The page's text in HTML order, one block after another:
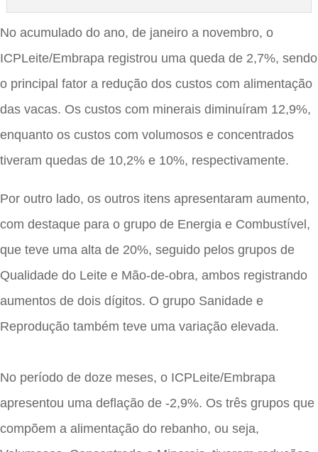
No acumulado do ano, de janeiro a novembro, o
ICPLeite/Embrapa registrou uma queda de 2,7%, sendo
o principal fator a redução dos custos com alimentação
das vacas. Os custos com minerais diminuíram 12,9%,
enquanto os custos com volumosos e concentrados
tiveram quedas de 10,2% e 10%, respectivamente.
Por outro lado, os outros itens apresentaram aumento,
com destaque para o grupo de Energia e Combustível,
que teve uma alta de 20%, seguido pelos grupos de
Qualidade do Leite e Mão-de-obra, ambos registrando
aumentos de dois dígitos. O grupo Sanidade e
Reprodução também teve uma variação elevada.
No período de doze meses, o ICPLeite/Embrapa
apresentou uma deflação de -2,9%. Os três grupos que
compõem a alimentação do rebanho, ou seja,